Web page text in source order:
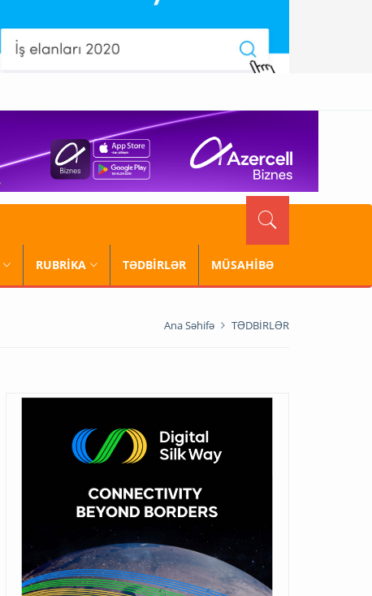
RUBRİKA TƏDBİRLƏR MÜSAHİBƏ
Ana Səhifə TƏDBİRLƏR